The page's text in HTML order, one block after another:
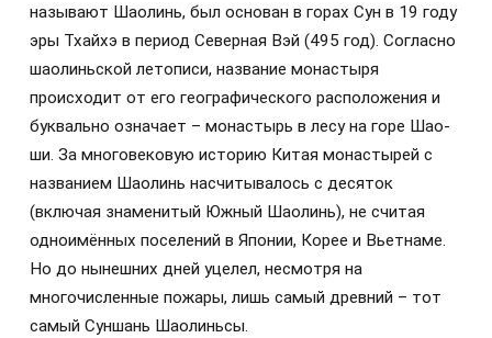
называют Шаолинь, был основан в горах Сун в 19 году
эры Тхайхэ в период Северная Вэй (495 год). Согласно
шаолиньской летописи, название монастыря
происходит от его географического расположения и
буквально означает – монастырь в лесу на горе Шао-
ши. За многовековую историю Китая монастырей с
названием Шаолинь насчитывалось с десяток
(включая знаменитый Южный Шаолинь), не считая
одноимённых поселений в Японии, Корее и Вьетнаме.
Но до нынешних дней уцелел, несмотря на
многочисленные пожары, лишь самый древний – тот
самый Суншань Шаолиньсы.